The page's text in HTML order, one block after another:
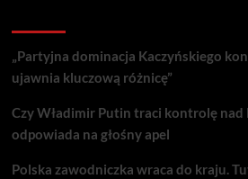
„Partyjna dominacja Kaczyńskiego
ujawnia kluczową różnicę”
Czy Władimir Putin traci kontrolę nad
odpowiada na głośny apel
Polska zawodniczka wraca do kraju.